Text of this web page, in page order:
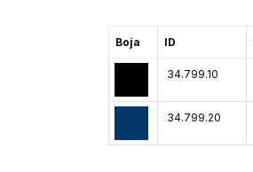
Boja ID
34.799.10
34.799.20